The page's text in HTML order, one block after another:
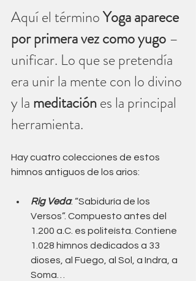
Aquí el término Yoga aparece
por primera vez como yugo –
unificar. Lo que se pretendía
era unir la mente con lo divino
y la meditación es la principal
herramienta.
Hay cuatro colecciones de estos
himnos antiguos de los arios:
Rig Veda: “Sabiduría de los
Versos”. Compuesto antes del
1.200 a.C. es politeísta. Contiene
1.028 himnos dedicados a 33
dioses, al Fuego, al Sol, a Indra, a
Soma…